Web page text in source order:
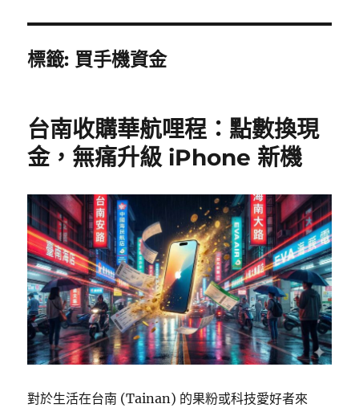
標籤: 買手機資金
台南收購華航哩程：點數換現
金，無痛升級 iPhone 新機
對於生活在台南 (Tainan) 的果粉或科技愛好者來